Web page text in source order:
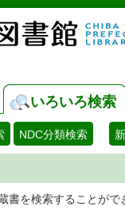
いろいろ検索
NDC分類検索
書を検索することがで